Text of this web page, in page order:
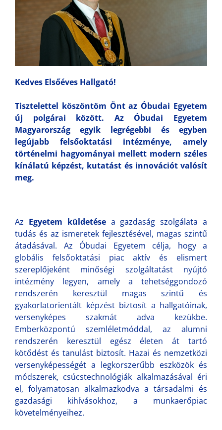
Kedves Elsőéves Hallgató!
Tisztelettel köszöntöm Önt az Óbudai Egyetem
új polgárai között. Az Óbudai Egyetem
Magyarország egyik legrégebbi és egyben
legújabb felsőoktatási intézménye, amely
történelmi hagyományai mellett modern széles
kínálatú képzést, kutatást és innovációt valósít
meg.
Az Egyetem küldetésea gazdaság szolgálata a
tudás és az ismeretek fejlesztésével, magas szintű
átadásával. Az Óbudai Egyetem célja, hogy a
globális felsőoktatási piac aktív és elismert
szereplőjeként minőségi szolgáltatást nyújtó
intézmény legyen, amely a tehetséggondozó
rendszerén keresztül magas szintű és
gyakorlatorientált képzést biztosít a hallgatóinak,
versenyképes szakmát adva kezükbe.
Emberközpontú szemléletmóddal, az alumni
rendszerén keresztül egész életen át tartó
kötődést és tanulást biztosít. Hazai és nemzetközi
versenyképességét a legkorszerűbb eszközök és
módszerek, csúcstechnológiák alkalmazásával éri
el, folyamatosan alkalmazkodva a társadalmi és
gazdasági kihívásokhoz, a munkaerőpiac
követelményeihez.